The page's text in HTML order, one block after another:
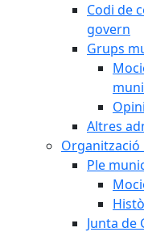
Codi de
govern
Grups
Altres
Organització
Ple
Junta de